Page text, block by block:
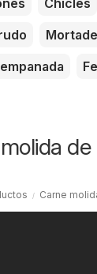
Chicles
Carne